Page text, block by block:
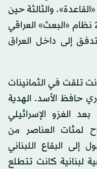
والثالثة حين
اقتلع الجيش الأميركي في 2003 نظام «البعث» العراقي
إلى داخل العراق
تلقت في الثمانينات
حافظ الأسد. الهدية
الغزو الإسرائيلي
على السماح لمئات العناصر من
إلى البقاع اللبناني
لبنانية كانت تتطلع